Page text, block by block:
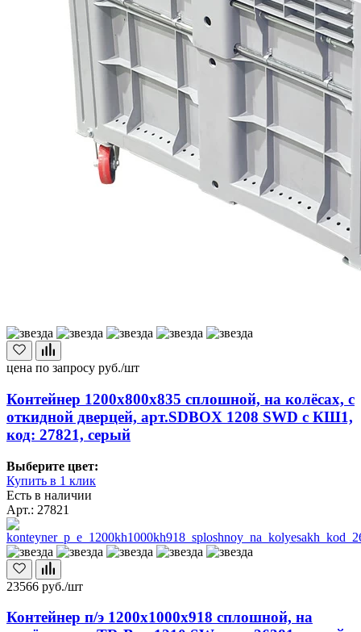
цена по запросу руб./шт
Контейнер 1200х800х835 сплошной, на колёсах, с
откидной дверцей, арт.SDBOX 1208 SWD с КШ1,
код: 27821, серый
Выберите цвет:
Купить в 1 клик
Есть в наличии
Арт.: 27821
23566 руб./шт
Контейнер п/э 1200х1000х918 сплошной, на